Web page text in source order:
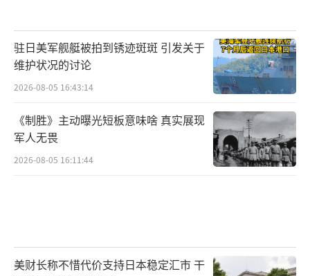
驻日美军舰艇被拍到锈迹斑斑 引发关于
维护状况的讨论
2026-08-05 16:43:14
《制胜》主动曝光短板意味啥 真实展现
军人无畏
2026-08-05 16:11:44
美财长称不惜代价支持日本稳定汇市 干